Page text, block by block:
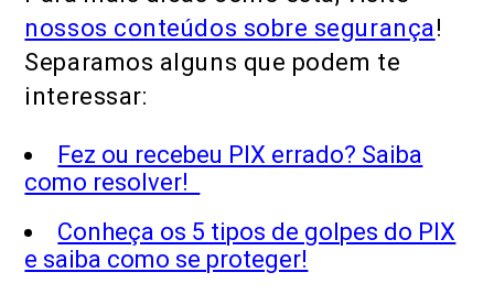
nossos conteúdos sobre segurança!
Separamos alguns que podem te
interessar:
Fez ou recebeu PIX errado? Saiba
como resolver!
Conheça os 5 tipos de golpes do PIX
e saiba como se proteger!